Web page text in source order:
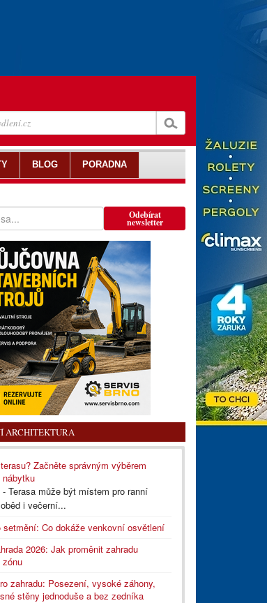
Odebírat
newsletter
ARCHITEKTURA
Začněte správným výběrem
nábytku
- Terasa může být místem pro ranní
i večerní...
setmění: Co dokáže venkovní osvětlení
2026: Jak proměnit zahradu
zahradu: Posezení, vysoké záhony,
stěny jednoduše a bez zedníka
BLOG PORADNA